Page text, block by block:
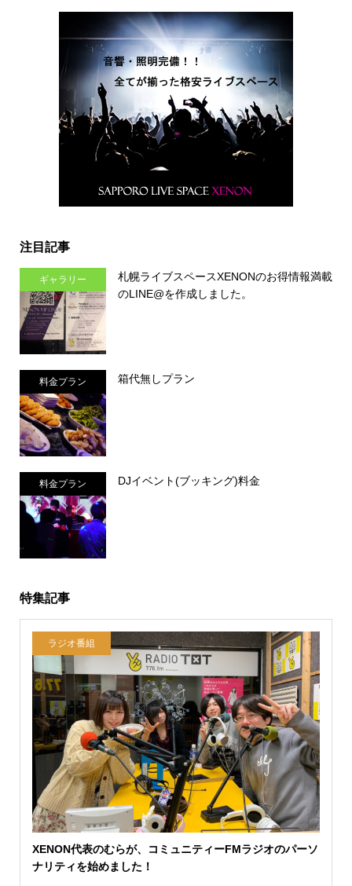
注目記事
ギャラリー
札幌ライブスペースXENONのお得情報満載
のLINE@を作成しました。
料金プラン 箱代無しプラン
料金プラン DJイベント(ブッキング)料金
特集記事
ラジオ番組
XENON代表のむらが、コミュニティーFMラジオのパーソ
ナリティを始めました！